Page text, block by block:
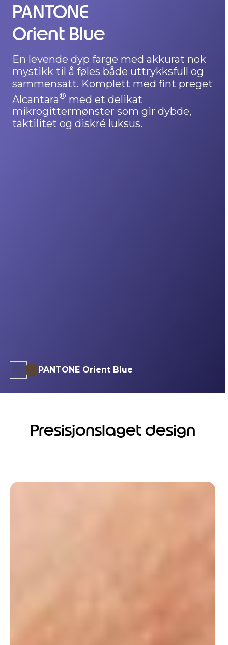
PANTONE
Orient Blue
En levende dyp farge med akkurat nok
mystikk til å føles både uttrykksfull og
sammensatt. Komplett med fint preget
Alcantara® med et delikat
mikrogittermønster som gir dybde,
taktilitet og diskré luksus.
PANTONE
Cocoa
Gir en naturlig varme som føles rik,
jordet og sammensatt. Komplett med
en fint preget naturlig trefiner med en
tekstur som ligner på lin, som gir
dybde, taktilitet og rolig raffinement.
PANTONE Orient Blue
Presisjonslaget design